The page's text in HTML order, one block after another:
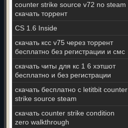
counter strike source v72 no steam
скачать торрент
CS 1.6 Inside
скачать ксс v75 через торрент
бесплатно без регистрации и смс
скачать читы для кс 1 6 хэтшот
бесплатно и без регистрации
скачать бесплатно с letitbit counter
strike source steam
скачать counter strike condition
zero walkthrough